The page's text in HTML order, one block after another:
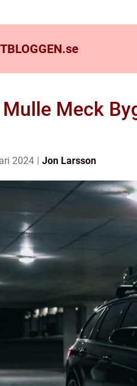
se
Mulle Meck
2024 Jon Larsson